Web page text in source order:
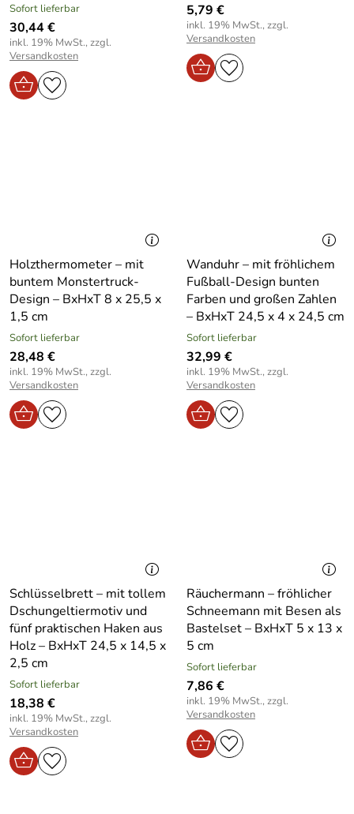
Sofort lieferbar
30,44 €
inkl. 19% MwSt., zzgl.
Versandkosten
5,79 €
inkl. 19% MwSt., zzgl.
Versandkosten
Holzthermometer – mit
buntem Monstertruck-
Design – BxHxT 8 x 25,5 x
1,5 cm
Sofort lieferbar
28,48 €
inkl. 19% MwSt., zzgl.
Versandkosten
Wanduhr – mit fröhlichem
Fußball-Design bunten
Farben und großen Zahlen
– BxHxT 24,5 x 4 x 24,5 cm
Sofort lieferbar
32,99 €
inkl. 19% MwSt., zzgl.
Versandkosten
Schlüsselbrett – mit tollem
Dschungeltiermotiv und
fünf praktischen Haken aus
Holz – BxHxT 24,5 x 14,5 x
2,5 cm
Sofort lieferbar
18,38 €
inkl. 19% MwSt., zzgl.
Versandkosten
Räuchermann – fröhlicher
Schneemann mit Besen als
Bastelset – BxHxT 5 x 13 x
5 cm
Sofort lieferbar
7,86 €
inkl. 19% MwSt., zzgl.
Versandkosten